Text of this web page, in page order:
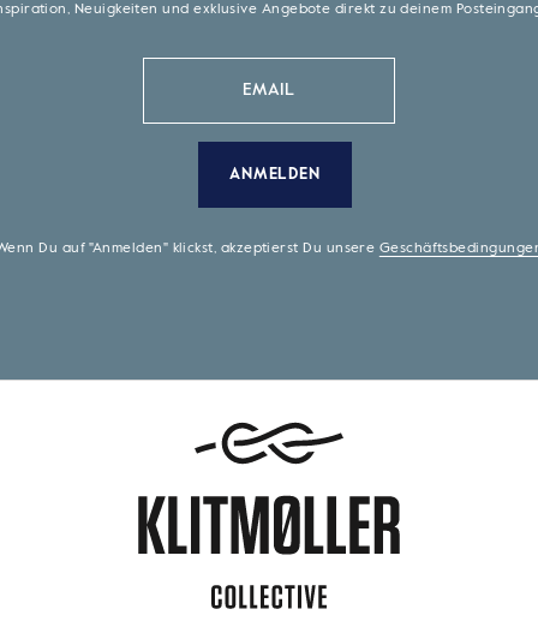
Neuigkeiten und exklusive Angebote direkt zu deinem
ANMELDEN
Du auf "Anmelden" klickst, akzeptierst Du unsere